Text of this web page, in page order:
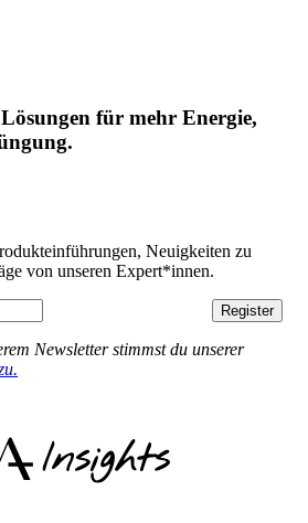
für mehr Energie,
Neuigkeiten zu
von unseren Expert*innen.
Register
Newsletter stimmst du unserer